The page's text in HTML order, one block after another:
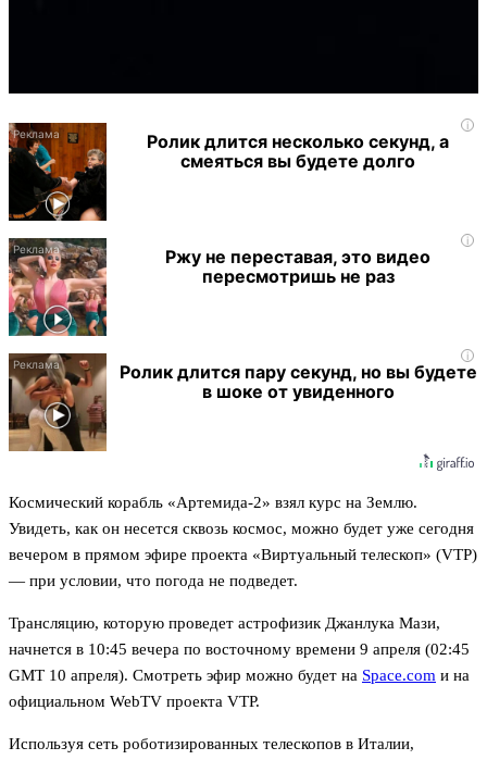
i
Ролик длится несколько секунд, а
смеяться вы будете долго
i
Ржу не переставая, это видео
пересмотришь не раз
i
Ролик длится пару секунд, но вы будете
в шоке от увиденного
Космический корабль «Артемида-2» взял курс на Землю.
Увидеть, как он несется сквозь космос, можно будет уже сегодня
вечером в прямом эфире проекта «Виртуальный телескоп» (VTP)
— при условии, что погода не подведет.
Трансляцию, которую проведет астрофизик Джанлука Мази,
начнется в 10:45 вечера по восточному времени 9 апреля (02:45
GMT 10 апреля). Смотреть эфир можно будет на Space.com и на
официальном WebTV проекта VTP.
Используя сеть роботизированных телескопов в Италии,